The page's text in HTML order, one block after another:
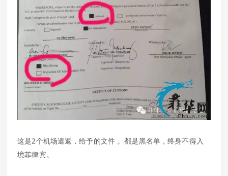
这是2个机场遣返，给予的文件 。都是黑名单，终身不得入
境菲律宾。